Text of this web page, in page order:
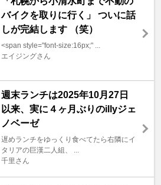
バイクを取りに行く」 ついに話
しが完結します （笑）
<span style="font-size:16px;" ...
エイジングさん
週末ランチは2025年10月27日
以来、実に４ヶ月ぶりのillyジェ
ノベーゼ
遅めランチをゆっくり食べてたら右隣にイ
タリアの巨漢二人組、 ...
千里さん